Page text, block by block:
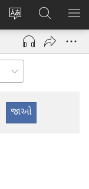
વેબ
સાઇટની
ભાષા
લોગ
(opens
new
JW.ORG
શોધો